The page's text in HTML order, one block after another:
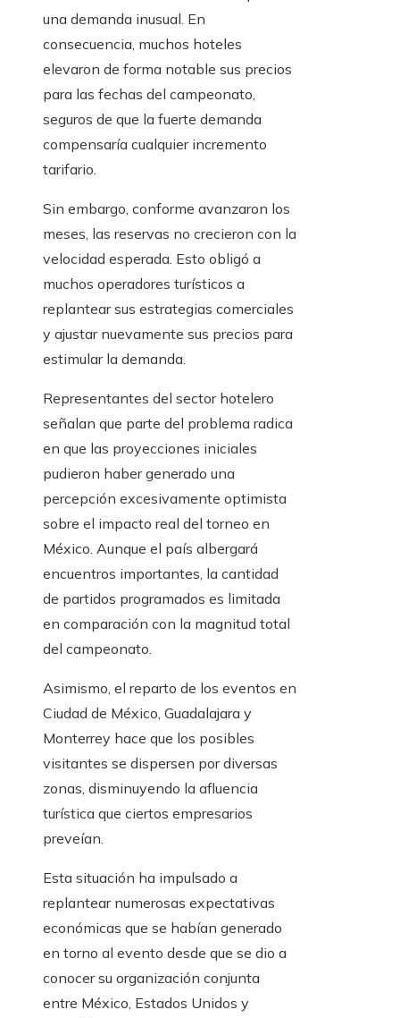
una demanda inusual. En
consecuencia, muchos hoteles
elevaron de forma notable sus precios
para las fechas del campeonato,
seguros de que la fuerte demanda
compensaría cualquier incremento
tarifario.
Sin embargo, conforme avanzaron los
meses, las reservas no crecieron con la
velocidad esperada. Esto obligó a
muchos operadores turísticos a
replantear sus estrategias comerciales
y ajustar nuevamente sus precios para
estimular la demanda.
Representantes del sector hotelero
señalan que parte del problema radica
en que las proyecciones iniciales
pudieron haber generado una
percepción excesivamente optimista
sobre el impacto real del torneo en
México. Aunque el país albergará
encuentros importantes, la cantidad
de partidos programados es limitada
en comparación con la magnitud total
del campeonato.
Asimismo, el reparto de los eventos en
Ciudad de México, Guadalajara y
Monterrey hace que los posibles
visitantes se dispersen por diversas
zonas, disminuyendo la afluencia
turística que ciertos empresarios
preveían.
Esta situación ha impulsado a
replantear numerosas expectativas
económicas que se habían generado
en torno al evento desde que se dio a
conocer su organización conjunta
entre México, Estados Unidos y